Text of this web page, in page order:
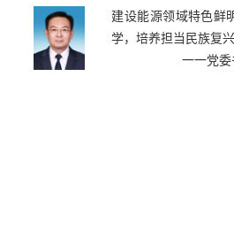
建设能源领域特色鲜
学，培养担当民族复
一一党委书